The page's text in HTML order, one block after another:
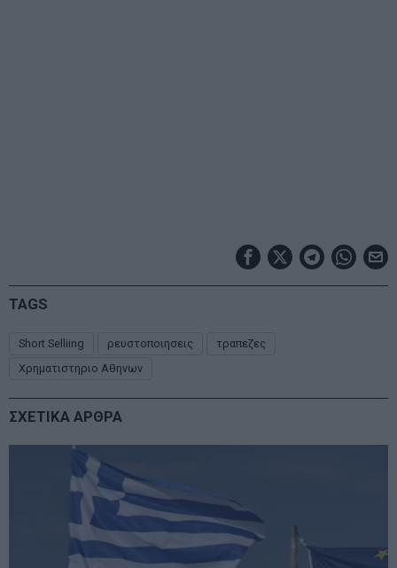
TAGS
Short Selliing ρευστοποιησεις
τραπεζες
Χρηματιστηριο Αθηνων
ΣΧΕΤΙΚΑ ΑΡΘΡΑ